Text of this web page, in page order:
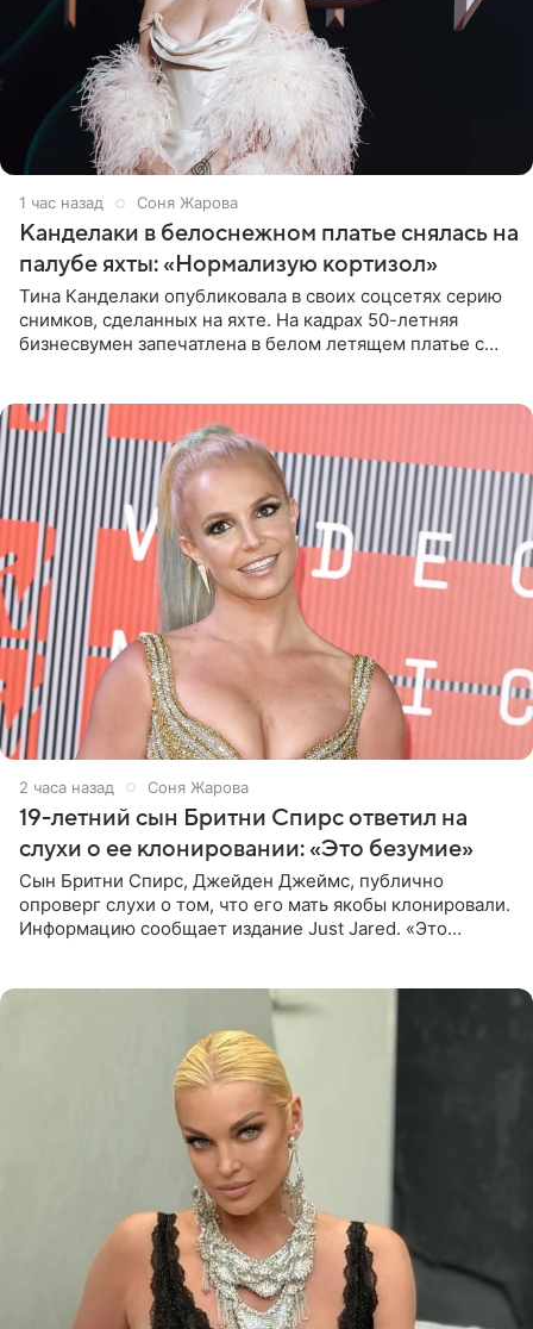
1 час назад Соня Жарова
Канделаки в белоснежном платье снялась на
палубе яхты: «Нормализую кортизол»
Тина Канделаки опубликовала в своих соцсетях серию
снимков, сделанных на яхте. На кадрах 50-летняя
бизнесвумен запечатлена в белом летящем платье с
2 часа назад Соня Жарова
19-летний сын Бритни Спирс ответил на
слухи о ее клонировании: «Это безумие»
Сын Бритни Спирс, Джейден Джеймс, публично
опроверг слухи о том, что его мать якобы клонировали.
Информацию сообщает издание Just Jared. «Это